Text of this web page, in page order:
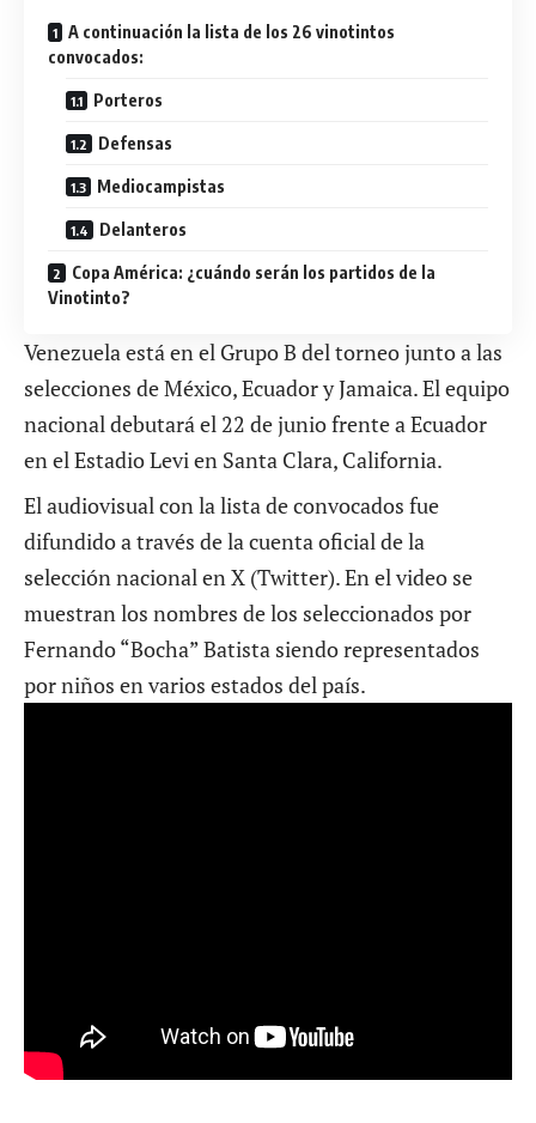
A continuación la lista de los 26 vinotintos
convocados:
Porteros
Defensas
Mediocampistas
Delanteros
Copa América: ¿cuándo serán los partidos de la
Vinotinto?
Venezuela está en el Grupo B del torneo junto a las
selecciones de México, Ecuador y Jamaica. El equipo
nacional debutará el 22 de junio frente a Ecuador
en el Estadio Levi en Santa Clara, California.
El audiovisual con la lista de convocados fue
difundido a través de la cuenta oficial de la
selección nacional en X (Twitter). En el video se
muestran los nombres de los seleccionados por
Fernando “Bocha” Batista siendo representados
por niños en varios estados del país.